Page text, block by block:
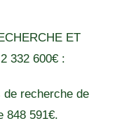
ET
332 600€ :
recherche de
848 591€.